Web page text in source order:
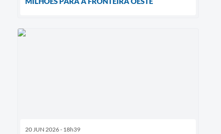
20 JUN 2026 - 18h39